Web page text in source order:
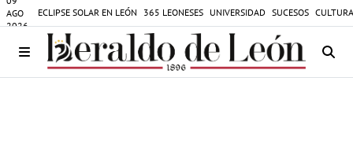
AGO
2026
ECLIPSE SOLAR EN LEÓN 365 LEONESES UNIVERSIDAD SUCESOS